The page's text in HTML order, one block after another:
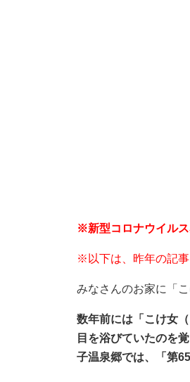
※新型コロナウイルス
※以下は、昨年の記
みなさんのお家に「
数年前には「こけ女
目を浴びていたのを
子温泉郷では、「第